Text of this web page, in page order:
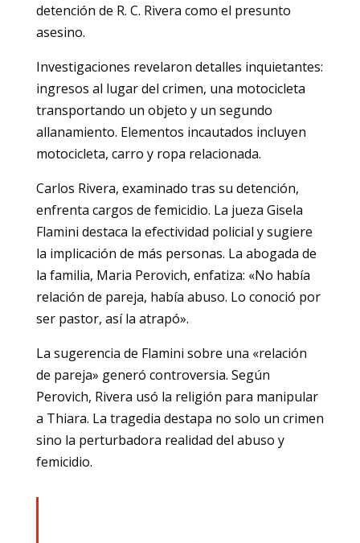
detención de R. C. Rivera como el presunto
asesino.
Investigaciones revelaron detalles inquietantes:
ingresos al lugar del crimen, una motocicleta
transportando un objeto y un segundo
allanamiento. Elementos incautados incluyen
motocicleta, carro y ropa relacionada.
Carlos Rivera, examinado tras su detención,
enfrenta cargos de femicidio. La jueza Gisela
Flamini destaca la efectividad policial y sugiere
la implicación de más personas. La abogada de
la familia, Maria Perovich, enfatiza: «No había
relación de pareja, había abuso. Lo conoció por
ser pastor, así la atrapó».
La sugerencia de Flamini sobre una «relación
de pareja» generó controversia. Según
Perovich, Rivera usó la religión para manipular
a Thiara. La tragedia destapa no solo un crimen
sino la perturbadora realidad del abuso y
femicidio.